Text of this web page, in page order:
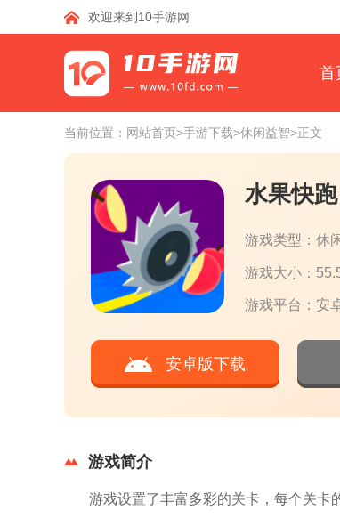
欢迎来到10手游网
首
当前位置： 网站首页>手游下载>休闲益智>正文
水果快跑
游戏类型：休
游戏大小：
游戏平台：安
安卓版下载
游戏简介
游戏设置了丰富多彩的关卡，每个关卡